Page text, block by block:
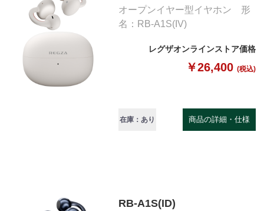
オープンイヤー型イヤホン 形
名：RB-A1S(IV)
レグザオンラインストア価格
￥26,400 (税込)
在庫：あり 商品の詳細・仕様
RB-A1S(ID)